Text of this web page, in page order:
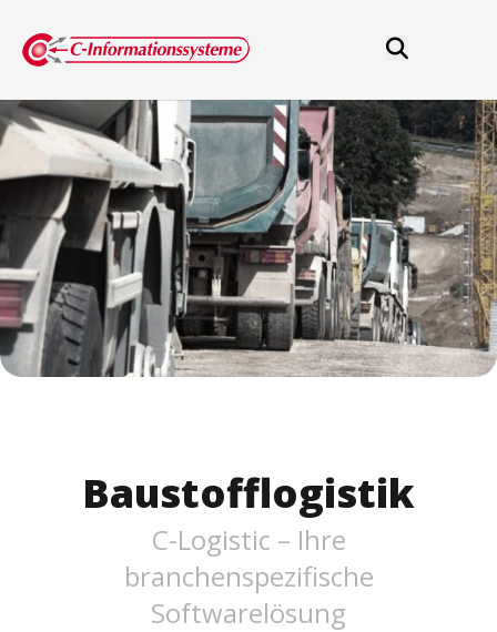
Baustofflogistik
C-Logistic – Ihre
branchenspezifische
Softwarelösung